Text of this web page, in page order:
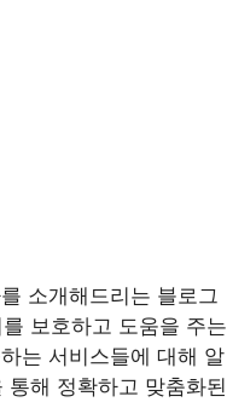
소개해드리는 블로그
보호하고 도움을 주는
는 서비스들에 대해 알
해 정확하고 맞춤화된